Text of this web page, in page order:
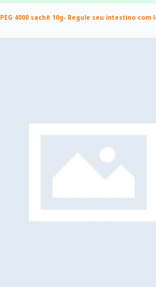
PEG 4000 sachê 10g- Regule seu intestino com